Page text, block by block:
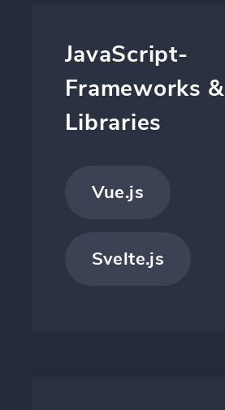
JavaScript-
Frameworks &
Libraries
Vue.js
Svelte.js